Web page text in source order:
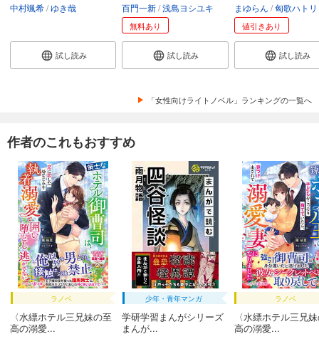
中村颯希 ゆき哉
試し読み
百門一新 浅島ヨシユキ
無料あり
試し読み
まゆらん 匈歌ハトリ
値引きあり
試し読み
「女性向けライトノベル」ランキングの一覧へ
作者のこれもおすすめ
ラノベ
〈水縹ホテル三兄妹の至
高の溺愛...
少年・青年マンガ
学研学習まんがシリーズ
まんが...
ラノベ
〈水縹ホテル三兄
高の溺愛...